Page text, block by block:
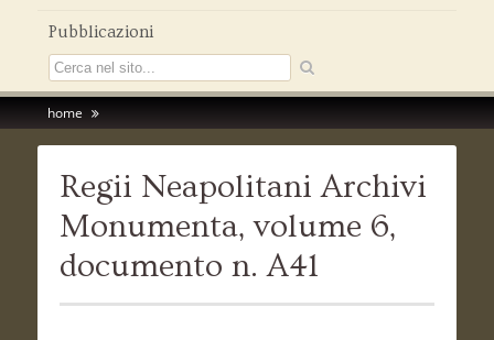
Pubblicazioni
home
Regii Neapolitani Archivi
Monumenta, volume 6,
documento n. A41